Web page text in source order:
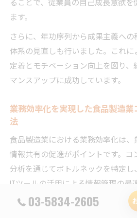
ます。
さらに、年功序列から成果主義へ
体系の見直しも行いました。これ
定着とモチベーション向上を図り、
マンスアップに成功しています。
業務効率化を実現した食品製造
法
食品製造業における業務効率化は
情報共有の促進がポイントです。コ
分析を通じてボトルネックを特定し
ITツールの活用による情報管理の最
例えば、製造記録のデジタル化に
とリアルタイムな進捗把握が可能
03-5834-2605